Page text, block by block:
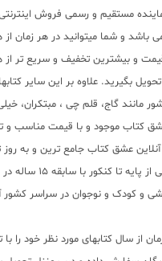
مستقیم و رسمی فروش
باشد و شما میتوانید در هر زمان از
قیمت و بیشترین تخفیف و سریع تر از
بگیرید. علاوه بر این سایر
مانند گاج، قلم چی ، مبتکران،
کتاب موجود و با قیمت مناسب و
عشق کتاب جامع ترین و به روز
کتابهای کمک درسی از
و کودک و نوجوان در سراسر کشور
از سال کتابهای مورد نظر خود را